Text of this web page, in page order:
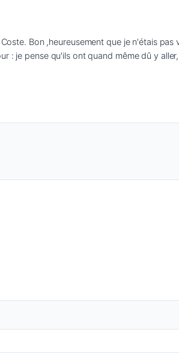
Bon ,heureusement que je n'étais pas
: je pense qu'ils ont quand même dû y